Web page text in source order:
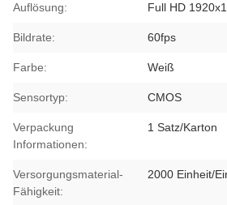
Auflösung: Full HD
Bildrate: 60fps
Farbe: Weiß
Sensortyp: CMOS
Verpackung
Informationen:
1 Satz/Karton
Versorgungsmaterial-
Fähigkeit:
2000 Einheit/